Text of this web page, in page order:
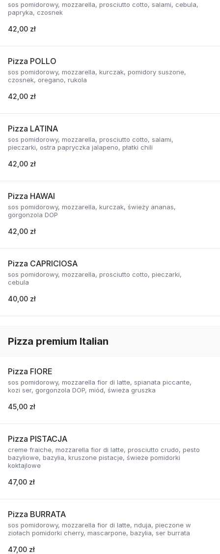
sos pomidorowy, mozzarella, prosciutto cotto, salami, cebula,
papryka, czosnek
42,00 zł
Pizza POLLO
sos pomidorowy, mozzarella, kurczak, pomidory suszone,
czosnek, oregano, rukola
42,00 zł
Pizza LATINA
sos pomidorowy, mozzarella, prosciutto cotto, salami,
pieczarki, ostra papryczka jalapeno, płatki chili
42,00 zł
Pizza HAWAI
sos pomidorowy, mozzarella, kurczak, świeży ananas,
gorgonzola DOP
42,00 zł
Pizza CAPRICIOSA
sos pomidorowy, mozzarella, prosciutto cotto, pieczarki,
cebula
40,00 zł
Pizza premium Italian
Pizza FIORE
sos pomidorowy, mozzarella fior di latte, spianata piccante,
kozi ser, gorgonzola DOP, miód, świeża gruszka
45,00 zł
Pizza PISTACJA
creme fraiche, mozzarella fior di latte, prosciutto crudo, pesto
bazyliowe, bazylia, kruszone pistacje, świeże pomidorki
koktajlowe
47,00 zł
Pizza BURRATA
sos pomidorowy, mozzarella fior di latte, nduja, pieczone w
ziołach pomidorki cherry, mascarpone, bazylia, ser burrata
47,00 zł